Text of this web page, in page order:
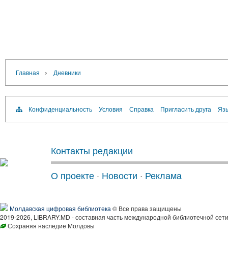
Главная › Дневники
Конфиденциальность Условия Справка Пригласить друга
Контакты редакции
О проекте · Новости · Реклама
Молдавская цифровая библиотека © Все права защищены
2019-2026, LIBRARY.MD - составная часть международной библиотечной
Сохраняя наследие Молдовы